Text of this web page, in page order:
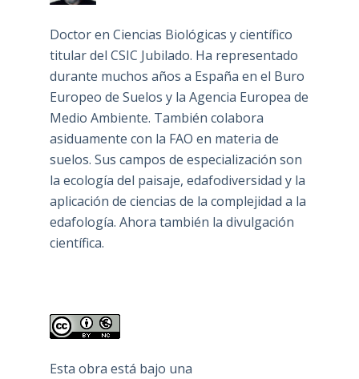
Doctor en Ciencias Biológicas y científico
titular del CSIC Jubilado. Ha representado
durante muchos años a España en el Buro
Europeo de Suelos y la Agencia Europea de
Medio Ambiente. También colabora
asiduamente con la FAO en materia de
suelos. Sus campos de especialización son
la ecología del paisaje, edafodiversidad y la
aplicación de ciencias de la complejidad a la
edafología. Ahora también la divulgación
científica.
Esta obra está bajo una